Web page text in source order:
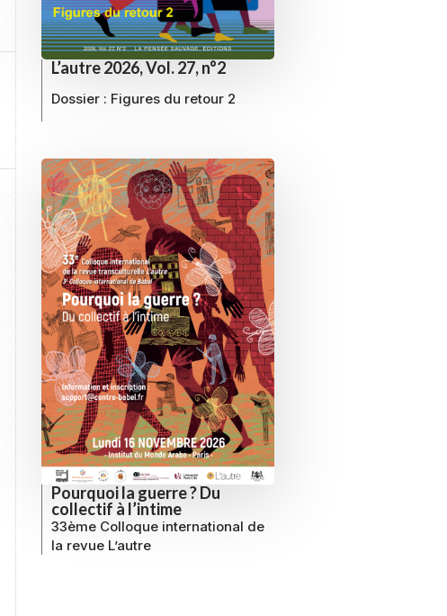
L’autre 2026, Vol. 27, n°2
Dossier : Figures du retour 2
Pourquoi la guerre ? Du
collectif à l’intime
33ème Colloque international de
la revue L’autre